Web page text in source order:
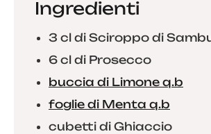
Ingredienti
3 cl di Sciroppo di
6 cl di Prosecco
buccia di Limone q.b
foglie di Menta q.b
cubetti di Ghiaccio